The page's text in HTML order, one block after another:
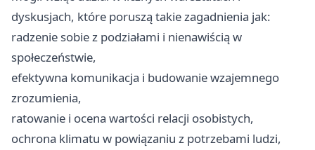
dyskusjach, które poruszą takie zagadnienia jak:
radzenie sobie z podziałami i nienawiścią w
społeczeństwie,
efektywna komunikacja i budowanie wzajemnego
zrozumienia,
ratowanie i ocena wartości relacji osobistych,
ochrona klimatu w powiązaniu z potrzebami ludzi,